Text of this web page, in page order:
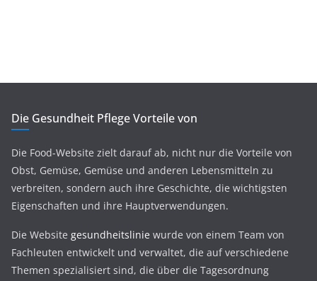
Die Gesundheit Pflege Vorteile von
Die Food-Website zielt darauf ab, nicht nur die Vorteile von
Obst, Gemüse, Gemüse und anderen Lebensmitteln zu
verbreiten, sondern auch ihre Geschichte, die wichtigsten
Eigenschaften und ihre Hauptverwendungen.
Die Website gesundheitslinie wurde von einem Team von
Fachleuten entwickelt und verwaltet, die auf verschiedene
Themen spezialisiert sind, die über die Tagesordnung